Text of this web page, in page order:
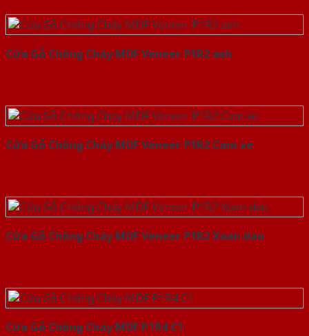
Cửa Gỗ Chống Cháy MDF Veneer P1R2 ash
Cửa Gỗ Chống Cháy MDF Veneer P1R2 Cam xe
Cửa Gỗ Chống Cháy MDF Veneer P1R2 Xoan dao
Cửa Gỗ Chống Cháy MDF P1R4 C1